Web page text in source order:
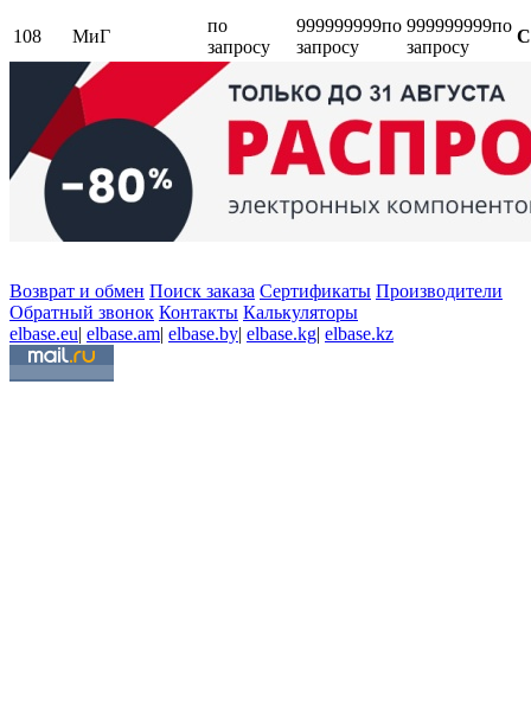
108 МиГ
по
запросу
999999999по
запросу
999999999по
запросу
Возврат и обмен Поиск заказа Сертификаты Производители
Обратный звонок Контакты Калькуляторы
elbase.eu| elbase.am| elbase.by| elbase.kg| elbase.kz